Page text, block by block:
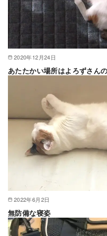
2020年12月24日
あたたかい場所はよろずさん
2022年6月2日
無防備な寝姿